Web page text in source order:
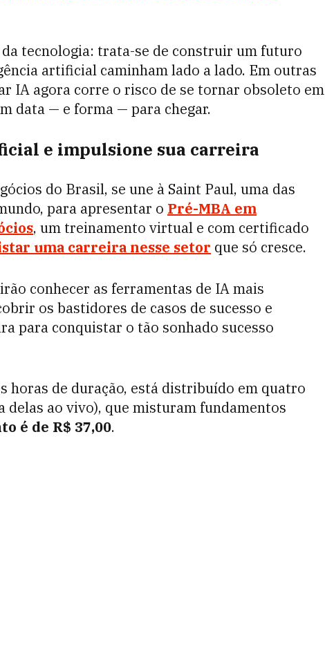
tecnologia: trata-se de construir um futuro
artificial caminham lado a lado. Em outras
IA agora corre o risco de se tornar obsoleto em
data — e forma — para chegar.
e impulsione sua carreira
do Brasil, se une à Saint Paul, uma das
para apresentar o Pré-MBA em
, um treinamento virtual e com certificado
uma carreira nesse setor que só cresce.
conhecer as ferramentas de IA mais
os bastidores de casos de sucesso e
para conquistar o tão sonhado sucesso
horas de duração, está distribuído em quatro
delas ao vivo), que misturam fundamentos
é de R$ 37,00.